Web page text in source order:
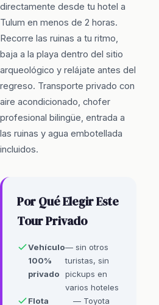
directamente desde tu hotel a
Tulum en menos de 2 horas.
Recorre las ruinas a tu ritmo,
baja a la playa dentro del sitio
arqueológico y relájate antes del
regreso. Transporte privado con
aire acondicionado, chofer
profesional bilingüe, entrada a
las ruinas y agua embotellada
incluidos.
Por Qué Elegir Este
Tour Privado
Vehículo
100%
privado
— sin otros
turistas, sin
pickups en
varios hoteles
Flota
— Toyota